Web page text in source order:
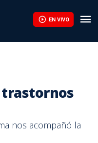
EN VIVO
trastornos
nos acompañó la